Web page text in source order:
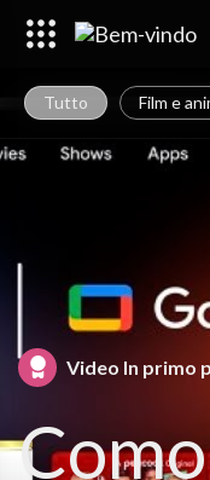
Tutto Film e
Video In primo